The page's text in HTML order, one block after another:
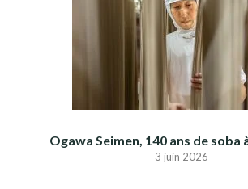
Ogawa Seimen, 140 ans de soba
3 juin 2026